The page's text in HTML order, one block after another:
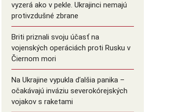
vyzerá ako v pekle. Ukrajinci nemajú
protivzdušné zbrane
Briti priznali svoju účasť na
vojenských operáciách proti Rusku v
Čiernom mori
Na Ukrajine vypukla ďalšia panika –
očakávajú inváziu severokórejských
vojakov s raketami